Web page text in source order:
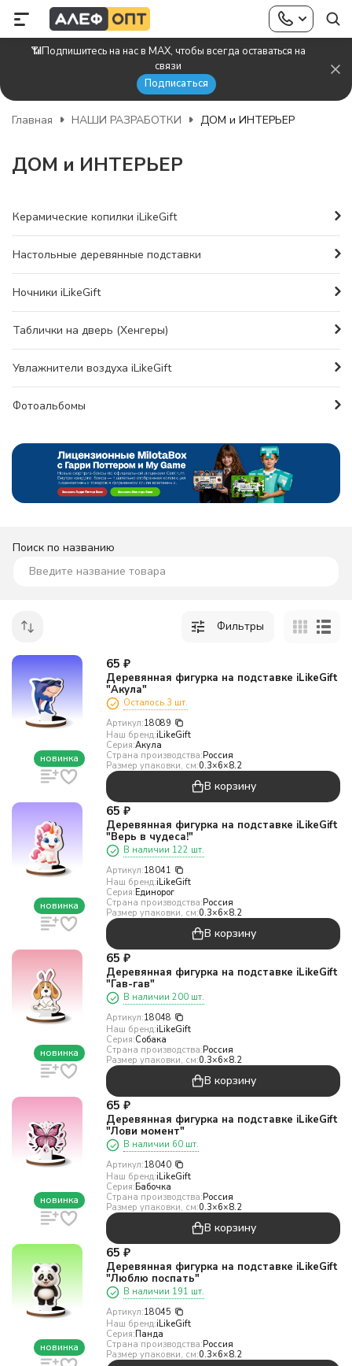
📶Подпишитесь на нас в MAX, чтобы всегда оставаться на
связи
Подписаться
Главная НАШИ РАЗРАБОТКИ ДОМ и ИНТЕРЬЕР
ДОМ и ИНТЕРЬЕР
Керамические копилки iLikeGift
Настольные деревянные подставки
Ночники iLikeGift
Таблички на дверь (Хенгеры)
Увлажнители воздуха iLikeGift
Фотоальбомы
Поиск по названию
Фильтры
новинка
65 ₽
Деревянная фигурка на подставке iLikeGift
"Акула"
Осталось 3 шт.
Артикул:18089
Наш бренд:iLikeGift
Серия:Акула
Страна производства:Россия
Размер упаковки, см:0.3×6×8.2
В корзину
новинка
65 ₽
Деревянная фигурка на подставке iLikeGift
"Верь в чудеса!"
В наличии 122 шт.
Артикул:18041
Наш бренд:iLikeGift
Серия:Единорог
Страна производства:Россия
Размер упаковки, см:0.3×6×8.2
В корзину
новинка
65 ₽
Деревянная фигурка на подставке iLikeGift
"Гав-гав"
В наличии 200 шт.
Артикул:18048
Наш бренд:iLikeGift
Серия:Собака
Страна производства:Россия
Размер упаковки, см:0.3×6×8.2
В корзину
новинка
65 ₽
Деревянная фигурка на подставке iLikeGift
"Лови момент"
В наличии 60 шт.
Артикул:18040
Наш бренд:iLikeGift
Серия:Бабочка
Страна производства:Россия
Размер упаковки, см:0.3×6×8.2
В корзину
новинка
65 ₽
Деревянная фигурка на подставке iLikeGift
"Люблю поспать"
В наличии 191 шт.
Артикул:18045
Наш бренд:iLikeGift
Серия:Панда
Страна производства:Россия
Размер упаковки, см:0.3×6×8.2